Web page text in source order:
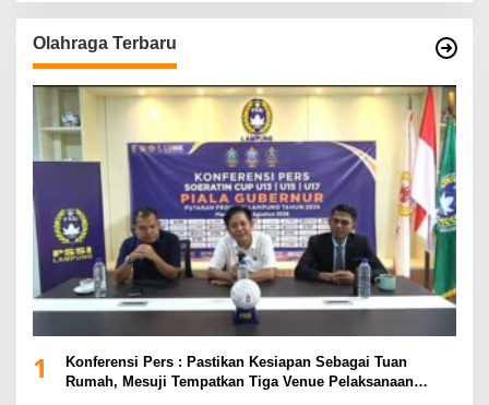
Olahraga Terbaru
1
Konferensi Pers : Pastikan Kesiapan Sebagai Tuan
Rumah, Mesuji Tempatkan Tiga Venue Pelaksanaan